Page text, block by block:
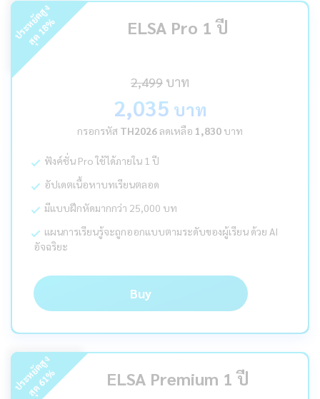
ป
ร
ะ
ห
ยั
ด
สู
ง
สุ
ด
18
% ELSA Pro 1 ปี
2,499 บาท
2,035 บาท
กรอกรหัส TH2026ลดเหลือ 1,830 บาท
ฟังค์ชั่น Pro ใช้ได้ภายใน 1 ปี
อัปเดตเนื้อหาบทเรียนตลอด
มีแบบฝึกหัดมากกว่า 25,000 บท
แผนการเรียนรู้จะถูกออกแบบตามระดับของผู้เรียน ด้วย AI
อัจฉริยะ
Buy
ป
ร
ะ
ห
ยั
ด
สู
ง
สุ
ด
61
% ELSA Premium 1 ปี